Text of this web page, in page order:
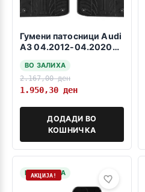
Гумени патосници Audi
A3 04.2012-04.2020
ВО ЗАЛИХА
2.167,00ден
1.950,30 ден
ДОДАДИ ВО
КОШНИЧКА
НА ЗАЛИХА
АКЦИЈА!